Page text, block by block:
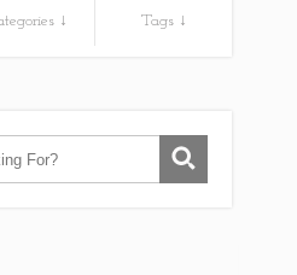
↓ Tags ↓